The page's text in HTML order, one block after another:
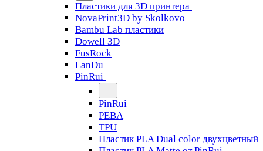
Пластики для 3D принтера
NovaPrint3D by Skolkovo
Bambu Lab пластики
Dowell 3D
FusRock
LanDu
PinRui
PinRui
PEBA
TPU
Пластик PLA Dual color двухцветный